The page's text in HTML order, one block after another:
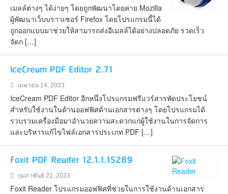
เมลล์ต่างๆ ได้ง่ายๆ โดยถูกพัฒนาโดยค่าย Mozilla
ผู้พัฒนาเว็บบราวเซอร์ Firefox โดยโปรแกรมนี้ได้
ถูกออกแบบมาช่วยให้สามารถส่งอีเมลล์ได้อย่างปลอดภัย รวดเร็ว
จัดก […]
IceCream PDF Editor 2.71
เมษายน 14, 2023
IceCream PDF Editor อีกหนึ่งโปรแกรมฟรีแวร์สารพัดประโยชน์
สำหรับใช้งานในด้านออฟฟิศด้านเอกสารต่างๆ โดยโปรแกรมได้
รวบรวมเครื่องมือมาอำนวยความสะดวกแก่ผู้ใช้งานในการจัดการ
และบริหารแก้ไขไฟล์เอกสารประเภท PDF […]
Foxit PDF Reader 12.1.1.15289
กุมภาพันธ์ 21, 2023
Foxit Reader โปรแกรมออฟฟิศที่ช่วยในการใช้งานด้านเอกสาร